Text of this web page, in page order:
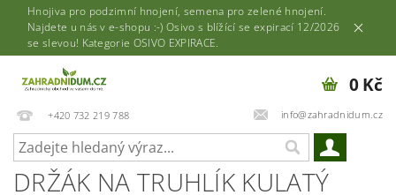
Hnojiva pro podzimní hnojení, semena pro zelené hnojení.
Najdete u nás v e-shopu :-) Osivo s blížící se expirací 12/2026
se slevou! Kategorie OSIVO EXPIRACE.
+420 732 219 788 info@zahradnidum.cz
0 Kč
DRŽÁK NA TRUHLÍK KULATÝ